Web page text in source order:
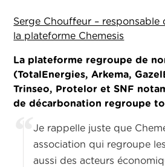
Serge Chouffeur –
la plateforme Chemesis
La plateforme regroupe de
(TotalEnergies, Arkema,
Trinseo, Protelor et SNF
de décarbonation regroupe
Je rappelle juste que
association qui regroupe
aussi des acteurs